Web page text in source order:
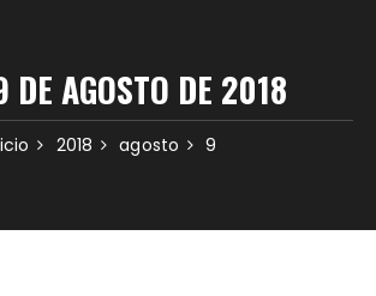
DE AGOSTO DE 2018
2018 agosto 9